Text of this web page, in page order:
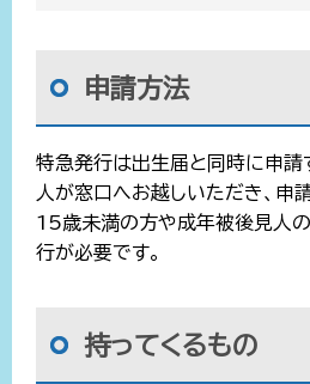
申請方法
特急発行は出生届と同時に申請
人が窓口へお越しいただき、申
15歳未満の方や成年被後見人
行が必要です。
持ってくるもの